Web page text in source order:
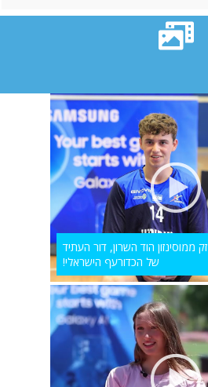
ממוסינזון הוד השרון, דור העתיד
של הכדורעף הישראלי!